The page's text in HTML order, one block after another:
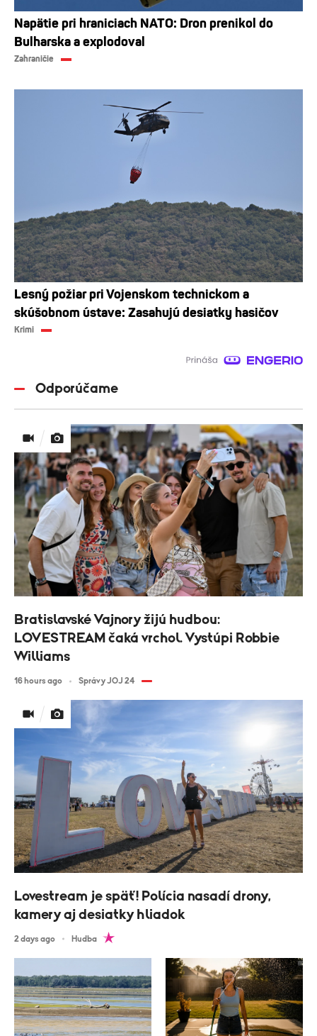
Napätie pri hraniciach NATO: Dron prenikol do
Bulharska a explodoval
Zahraničie
Lesný požiar pri Vojenskom technickom a
skúšobnom ústave: Zasahujú desiatky hasičov
Krimi
Odporúčame
Bratislavské Vajnory žijú hudbou:
LOVESTREAM čaká vrchol. Vystúpi Robbie
Williams
16 hours ago Správy JOJ 24
Lovestream je späť! Polícia nasadí drony,
kamery aj desiatky hliadok
2 days ago Hudba